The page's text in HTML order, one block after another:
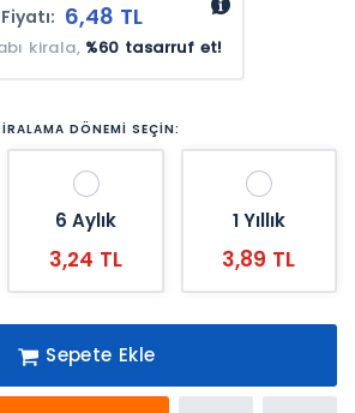
Fiyatı: 6,48 TL
kirala, %60 tasarruf et!
DÖNEMİ SEÇİN:
6 Aylık
3,24 TL
1 Yıllık
3,89 TL
Sepete Ekle